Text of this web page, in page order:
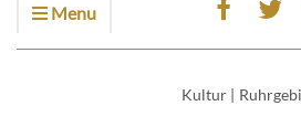
Menu
Kultur |